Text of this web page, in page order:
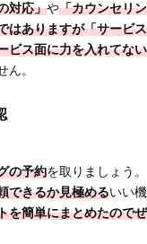
対応」や「カウンセリン
はありますが「サービス
ビス面に力を入れてない
ん。
の予約を取りましょう。
できるか見極めるいい機
を簡単にまとめたのでぜ